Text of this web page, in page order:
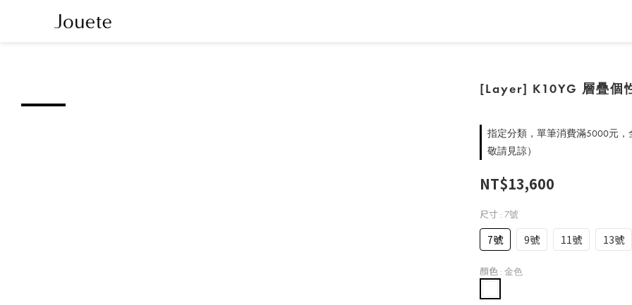
[Layer] K10YG 層疊個
指定分類，單筆消費滿5000元
敬請見諒）
NT$13,600
尺寸 : 7號
7號 9號 11號 13號
顏色 : 金色